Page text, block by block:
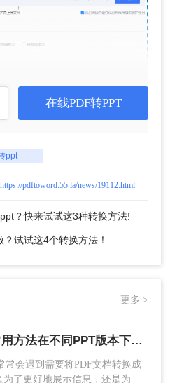
开始转换。
Office套件中的
接利用其内置功能将PDF
内容进行调整的用户。
留原始文档的布局。直接
在线PDF转PPT
ppt
https://pdftoword.55.la/news/19112.html
？快来试试这3种转换方法!
试试这4个转换方法！
更多 >
PDF转化为PPT：3种常用方法在不同PPT版本下的兼容性！
常会遇到需要将PDF文档转换成
了更好地展示信息，还是为了